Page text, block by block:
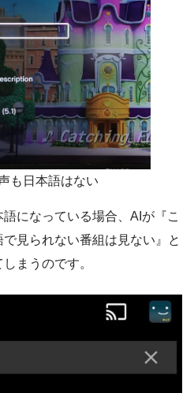
も日本語はない
になっている場合、AIが『こ
見られない番組は見ない』と
まうのです。